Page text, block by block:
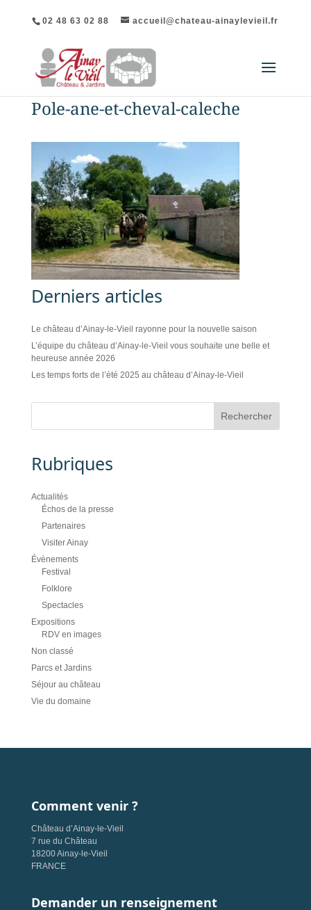
02 48 63 02 88 accueil@chateau-ainaylevieil.fr
Pole-ane-et-cheval-caleche
Derniers articles
Le château d’Ainay-le-Vieil rayonne pour la nouvelle saison
L’équipe du château d’Ainay-le-Vieil vous souhaite une belle et
heureuse année 2026
Les temps forts de l’été 2025 au château d’Ainay-le-Vieil
Rubriques
Actualités
Échos de la presse
Partenaires
Visiter Ainay
Évènements
Festival
Folklore
Spectacles
Expositions
RDV en images
Non classé
Parcs et Jardins
Séjour au château
Vie du domaine
Comment venir ?
Château d’Ainay-le-Vieil
7 rue du Château
18200 Ainay-le-Vieil
FRANCE
Demander un renseignement